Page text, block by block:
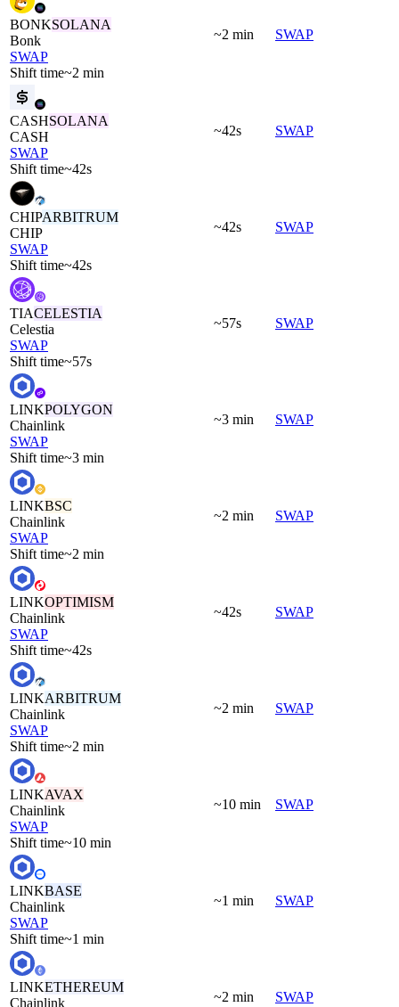
BONKSOLANA
Bonk
SWAP
Shift time~2 min
~2 min SWAP
CASHSOLANA
CASH
SWAP
Shift time~42s
~42s SWAP
CHIPARBITRUM
CHIP
SWAP
Shift time~42s
~42s SWAP
TIACELESTIA
Celestia
SWAP
Shift time~57s
~57s SWAP
LINKPOLYGON
Chainlink
SWAP
Shift time~3 min
~3 min SWAP
LINKBSC
Chainlink
SWAP
Shift time~2 min
~2 min SWAP
LINKOPTIMISM
Chainlink
SWAP
Shift time~42s
~42s SWAP
LINKARBITRUM
Chainlink
SWAP
Shift time~2 min
~2 min SWAP
LINKAVAX
Chainlink
SWAP
Shift time~10 min
~10 min SWAP
LINKBASE
Chainlink
SWAP
Shift time~1 min
~1 min SWAP
LINKETHEREUM
Chainlink
~2 min SWAP